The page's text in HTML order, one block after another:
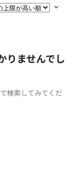
りませんでし
検索してみてくだ